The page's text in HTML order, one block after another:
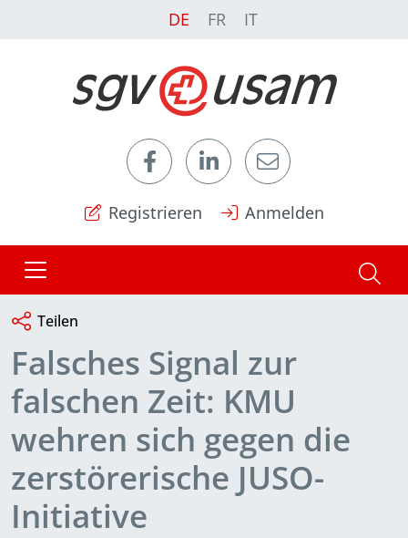
DE FR IT
Registrieren Anmelden
Teilen
Falsches Signal zur
falschen Zeit: KMU
wehren sich gegen die
zerstörerische JUSO-
Initiative